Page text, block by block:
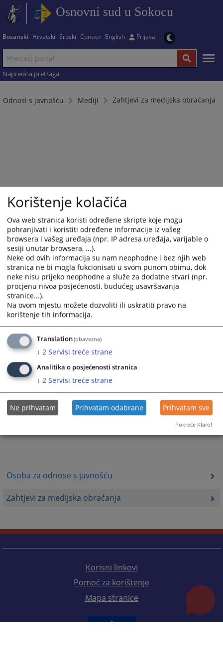
Osnovni sud u Sokocu
Bosanski Hrvatski Srpski Српски English Prijava
Napredna pretraga
Odnosi s javnošću Mediji Zahtjevi za medijska obraćanja
Osoba za odnose s javnošću
Zahtjevi za medijska obraćanja
Trenutno nema vijesti
Korisni linkovi
Pomoć za korištenje
Mapa stranice
Korištenje kolačića
Ova web stranica koristi određene skripte koje mogu
pohranjivati i koristiti određene informacije iz vašeg
browsera i vašeg uređaja (npr. IP adresa uređaja, varijable o
sesiji unutar browsera, ...).
Neke od ovih informacija su nam neophodne i bez njih web
stranica ne bi mogla fukcionisati u svom punom obimu, dok
neke nisu prijeko neophodne a služe za dodatne stvari (npr.
procjenu nivoa posjećenosti, budućeg usavršavanja
stranice...).
Na ovom mjestu možete dozvoliti ili uskratiti pravo na
korištenje tih informacija.
Translation(obavezna)
↓ 2 Servisi treće strane
Analitika o posjećenosti stranica
↓ 2 Servisi treće strane
Ne prihvatam Prihvatam odabrane Prihvatam sve
Pokreće Klaro!